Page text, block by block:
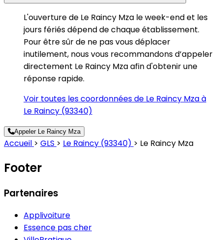
L'ouverture de Le Raincy Mza le week-end et les
jours fériés dépend de chaque établissement.
Pour être sûr de ne pas vous déplacer
inutilement, nous vous recommandons d’appeler
directement Le Raincy Mza afin d'obtenir une
réponse rapide.
Voir toutes les coordonnées de Le Raincy Mza à
Le Raincy (93340)
Appeler Le Raincy Mza
Accueil > GLS > Le Raincy (93340) > Le Raincy Mza
Footer
Partenaires
Applivoiture
Essence pas cher